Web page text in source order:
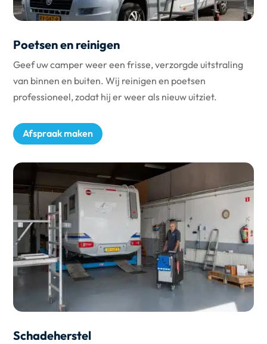
Poetsen en reinigen
Geef uw camper weer een frisse, verzorgde uitstraling
van binnen en buiten. Wij reinigen en poetsen
professioneel, zodat hij er weer als nieuw uitziet.
Afspraak maken
Schadeherstel